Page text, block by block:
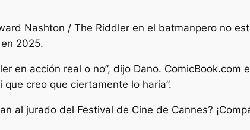
Nashton / The Riddler en el batmanpero no
2025.
en acción real o no”, dijo Dano. ComicBook.com
que creo que ciertamente lo haría”.
al jurado del Festival de Cine de Cannes?